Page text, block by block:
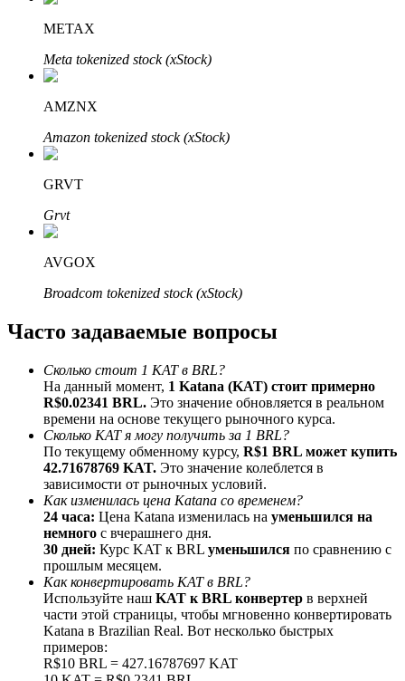
Bitrue Партнеры
Партнеры Bitrue
До 65% комиссии!
Реферал
Пригласите друга, чтобы получить денежные
вознаграждения
BTC Welcome Rewards
METAX
Meta tokenized stock (xStock)
AMZNX
Amazon tokenized stock (xStock)
GRVT
Grvt
AVGOX
Broadcom tokenized stock (xStock)
Часто задаваемые вопросы
Сколько стоит 1 KAT в BRL?
На данный момент, 1 Katana (KAT) стоит примерно
R$0.02341 BRL. Это значение обновляется в реальном
времени на основе текущего рыночного курса.
Сколько KAT я могу получить за 1 BRL?
По текущему обменному курсу, R$1 BRL может купить
42.71678769 KAT. Это значение колеблется в
зависимости от рыночных условий.
Как изменилась цена Katana со временем?
24 часа: Цена Katana изменилась на уменьшился на
немного с вчерашнего дня.
30 дней: Курс KAT к BRL уменьшился по сравнению с
прошлым месяцем.
Как конвертировать KAT в BRL?
Используйте наш KAT к BRL конвертер в верхней
части этой страницы, чтобы мгновенно конвертировать
Katana в Brazilian Real. Вот несколько быстрых
примеров:
R$10 BRL = 427.16787697 KAT